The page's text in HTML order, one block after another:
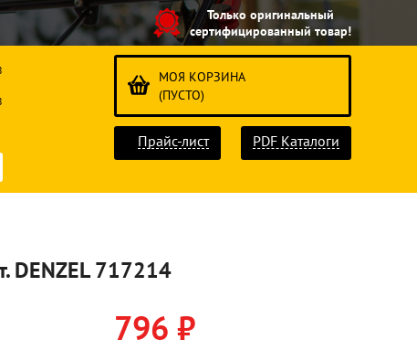
Только оригинальный
сертифицированный товар!
МОЯ КОРЗИНА
(ПУСТО)
Прайс-лист PDF Каталоги
DENZEL 717214
796 ₽